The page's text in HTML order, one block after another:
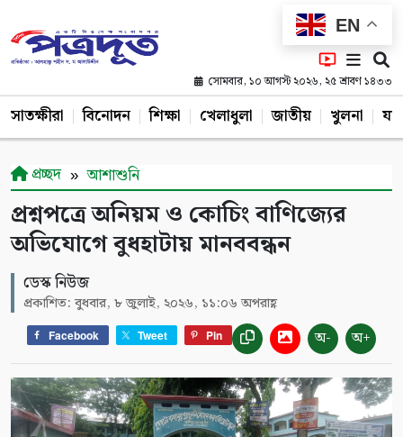
EN
সোমবার, ১০ আগস্ট ২০২৬, ২৫ শ্রাবণ ১৪৩৩
সাতক্ষীরা বিনোদন শিক্ষা খেলাধুলা জাতীয় খুলনা
প্রচ্ছদ আশাশুনি
প্রশ্নপত্রে অনিয়ম ও কোচিং বাণিজ্যের
অভিযোগে বুধহাটায় মানববন্ধন
ডেস্ক নিউজ
প্রকাশিত: বুধবার, ৮ জুলাই, ২০২৬, ১১:০৬ অপরাহ্ণ
Facebook Tweet Pin অ- অ+